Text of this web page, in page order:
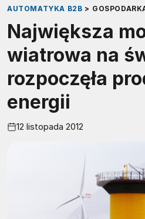
AUTOMATYKA B2B >
Największa
wiatrowa na
rozpoczęła
energii
12 listopada 2012